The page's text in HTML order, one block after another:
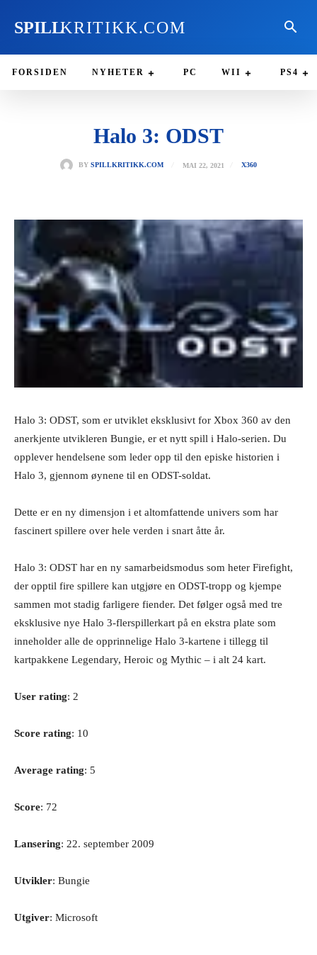
SPILLKRITIKK.COM
FORSIDEN NYHETER PC WII PS4
Halo 3: ODST
BY SPILLKRITIKK.COM MAI 22, 2021 X360
Halo 3: ODST, som er utviklet eksklusivt for Xbox 360 av den
anerkjente utvikleren Bungie, er et nytt spill i Halo-serien. Du
opplever hendelsene som leder opp til den episke historien i
Halo 3, gjennom øynene til en ODST-soldat.
Dette er en ny dimensjon i et altomfattende univers som har
fascinert spillere over hele verden i snart åtte år.
Halo 3: ODST har en ny samarbeidsmodus som heter Firefight,
der opptil fire spillere kan utgjøre en ODST-tropp og kjempe
sammen mot stadig farligere fiender. Det følger også med tre
eksklusive nye Halo 3-flerspillerkart på en ekstra plate som
inneholder alle de opprinnelige Halo 3-kartene i tillegg til
kartpakkene Legendary, Heroic og Mythic – i alt 24 kart.
User rating: 2
Score rating: 10
Average rating: 5
Score: 72
Lansering: 22. september 2009
Utvikler: Bungie
Utgiver: Microsoft